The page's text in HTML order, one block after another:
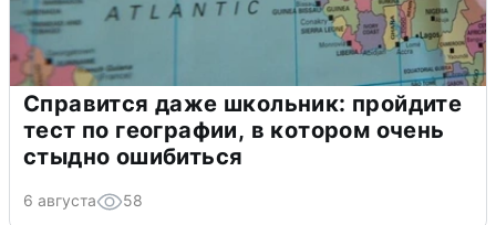
Справится даже школьник: пройдите
тест по географии, в котором очень
стыдно ошибиться
6 августа 58